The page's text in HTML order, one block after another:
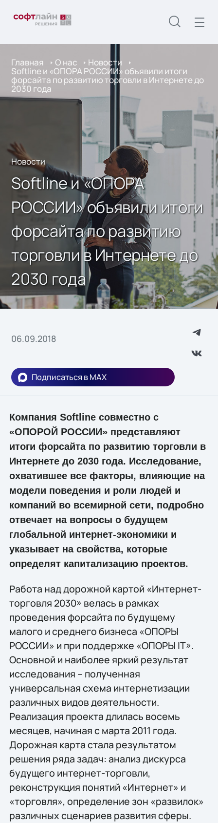
Главная О нас Новости
Softline и «ОПОРА РОССИИ» объявили итоги
форсайта по развитию торговли в Интернете до
2030 года
Новости
Softline и «ОПОРА
РОССИИ» объявили итоги
форсайта по развитию
торговли в Интернете до
2030 года
06.09.2018
Подписаться в MAX
Компания Softline совместно с
«ОПОРОЙ РОССИИ» представляют
итоги форсайта по развитию торговли в
Интернете до 2030 года. Исследование,
охватившее все факторы, влияющие на
модели поведения и роли людей и
компаний во всемирной сети, подробно
отвечает на вопросы о будущем
глобальной интернет-экономики и
указывает на свойства, которые
определят капитализацию проектов.
Работа над дорожной картой «Интернет-
торговля 2030» велась в рамках
проведения форсайта по будущему
малого и среднего бизнеса «ОПОРЫ
РОССИИ» и при поддержке «ОПОРЫ IT».
Основной и наиболее яркий результат
исследования – полученная
универсальная схема интернетизации
различных видов деятельности.
Реализация проекта длилась восемь
месяцев, начиная с марта 2011 года.
Дорожная карта стала результатом
решения ряда задач: анализ дискурса
будущего интернет-торговли,
реконструкция понятий «Интернет» и
«торговля», определение зон «развилок»
различных сценариев развития сферы.